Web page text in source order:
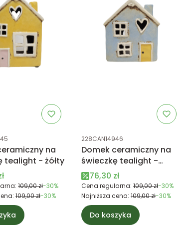
na
tealight - żółty
109,00 zł-30%
109,00 zł-30%
Kod produktu
228CAN14946
Domek ceramiczny na
świeczkę tealight -
błękitny
Cena promocyjna
76,30 zł
Cena regularna: 109,00 zł-30%
Najniższa cena: 109,00 zł-30%
Do koszyka